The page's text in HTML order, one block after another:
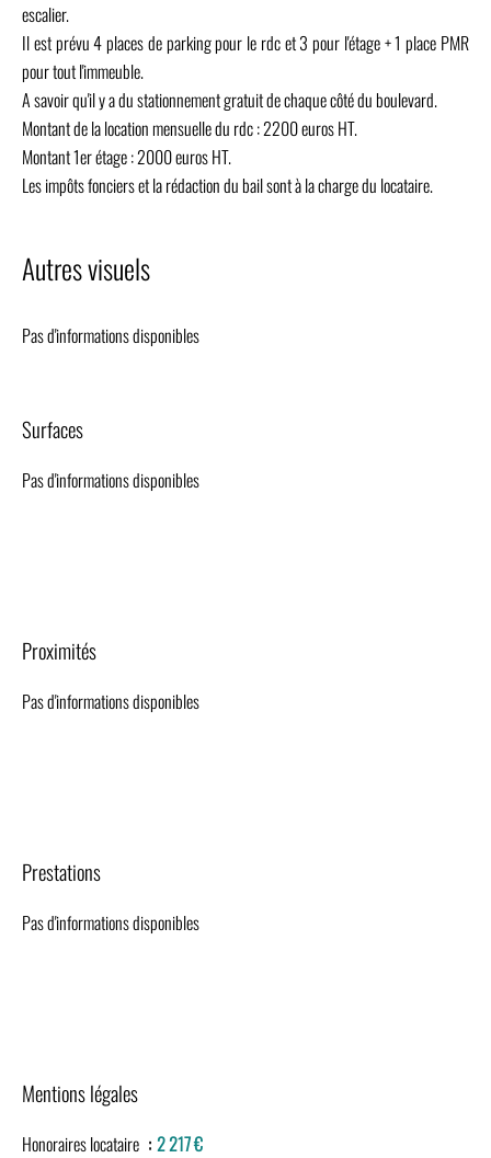
escalier.
Il est prévu 4 places de parking pour le rdc et 3 pour l'étage + 1 place PMR
pour tout l'immeuble.
A savoir qu'il y a du stationnement gratuit de chaque côté du boulevard.
Montant de la location mensuelle du rdc : 2200 euros HT.
Montant 1er étage : 2000 euros HT.
Les impôts fonciers et la rédaction du bail sont à la charge du locataire.
Autres visuels
Pas d'informations disponibles
Surfaces
Pas d'informations disponibles
Proximités
Pas d'informations disponibles
Prestations
Pas d'informations disponibles
Mentions légales
Honoraires locataire 2 217 €